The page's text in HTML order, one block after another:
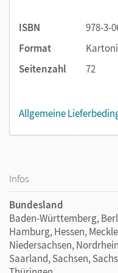
ISBN
978-3-
Format
Seitenzahl
72
Allgemeine
Infos
Bundesland
Baden-Württemberg,
Hamburg, Hessen,
Niedersachsen,
Saarland, Sachsen,